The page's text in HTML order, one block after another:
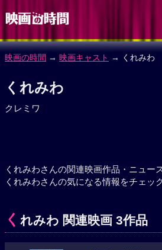
映画の時間 → 映画キャスト → くれみわ
くれみわ
クレミワ
くれみわさんの関連映画作品・ニュー
くれみわさんの気になる情報をチェッ
く れみわ 関連映画 3作品